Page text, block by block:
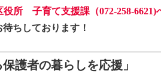
所 子育て支援課（072-258-6621)
待ちしております！
保護者の暮らしを応援」